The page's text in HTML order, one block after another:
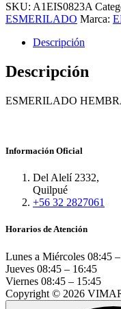
SKU: A1EIS0823A
ESMERILADO Marca:
Descripción
Descripción
ESMERILADO
Información Oficial
Del Alelí 2332,
Quilpué
+56 32 2827061
Horarios de Atención
Lunes a Miércoles 08:45
Jueves 08:45 – 16:45
Viernes 08:45 – 15:45
Copyright © 2026